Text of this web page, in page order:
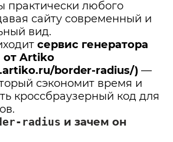
практически любого
сайту современный и
вид.
сервис генератора
от Artiko
border-radius/) —
сэкономит время и
кроссбраузерный код для
radius и зачем он